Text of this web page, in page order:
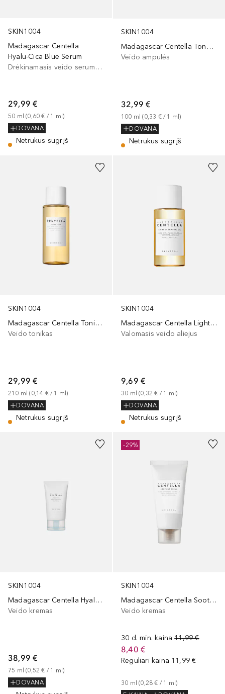
SKIN1004
Madagascar Centella
Hyalu-Cica Blue Serum
Drėkinamasis veido serumas, Veido serumas/koncentratas
29,99 €
50 ml (0,60 € / 1 ml)
DOVANA
Netrukus sugrįš
SKIN1004
Madagascar Centella Tone Brightening Capsule Ampoule
Veido ampulės
32,99 €
100 ml (0,33 € / 1 ml)
DOVANA
Netrukus sugrįš
SKIN1004
Madagascar Centella Toning Tone
Veido tonikas
29,99 €
210 ml (0,14 € / 1 ml)
DOVANA
Netrukus sugrįš
SKIN1004
Madagascar Centella Light Cleansing Oil
Valomasis veido aliejus
9,69 €
30 ml (0,32 € / 1 ml)
DOVANA
Netrukus sugrįš
SKIN1004
Madagascar Centella Hyalu-Cica Moisture Cream
Veido kremas
38,99 €
75 ml (0,52 € / 1 ml)
DOVANA
SKIN1004
Madagascar Centella Soothing Cream 30Ml
Veido kremas
30 d. min. kaina 11,99 €
8,40 €
Reguliari kaina 11,99 €
30 ml (0,28 € / 1 ml)
-29%